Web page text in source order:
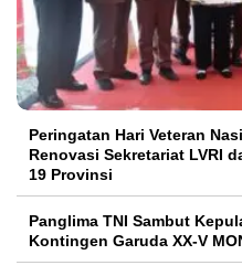
Peringatan Hari Veteran
Renovasi Sekretariat LVRI
19 Provinsi
Panglima TNI Sambut
Kontingen Garuda XX-V